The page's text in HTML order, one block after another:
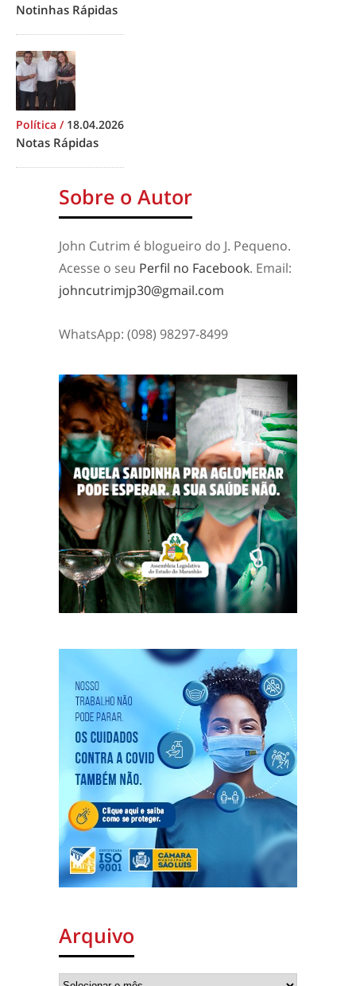
Notinhas Rápidas
Política / 18.04.2026
Notas Rápidas
Sobre o Autor
John Cutrim é blogueiro do J. Pequeno.
Acesse o seu Perfil no Facebook. Email:
johncutrimjp30@gmail.com
WhatsApp: (098) 98297-8499
Arquivo